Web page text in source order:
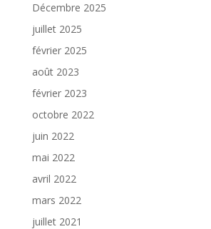
Décembre 2025
juillet 2025
février 2025
août 2023
février 2023
octobre 2022
juin 2022
mai 2022
avril 2022
mars 2022
juillet 2021